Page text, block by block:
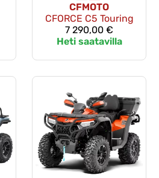
CFMOTO
CFORCE C5 Touring
7 290,00 €
Heti saatavilla